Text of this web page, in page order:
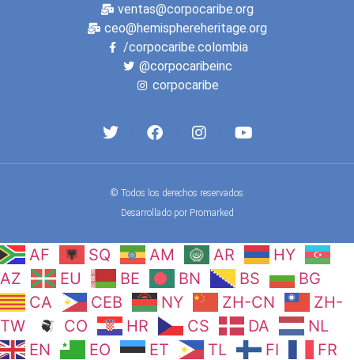
ventas@corpocaribe.org
ceo@hemisphereheritage.org
/corpocaribe.colombia
@corpocaribeinc
corpocaribe
© Todos los derechos reservados
Desarrollado por Promarked
AF SQ AM AR
HY
AZ
EU BE BN BS
BG
CA
CEB NY ZH-CN
ZH-
TW
CO HR CS DA
NL
EN
EO ET TL FI
FR